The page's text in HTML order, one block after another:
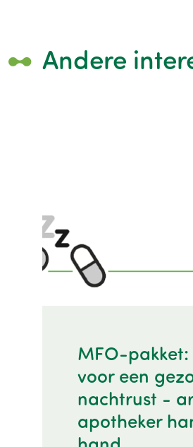
Andere
MFO-pakket:
voor een
nachtrust -
apotheker